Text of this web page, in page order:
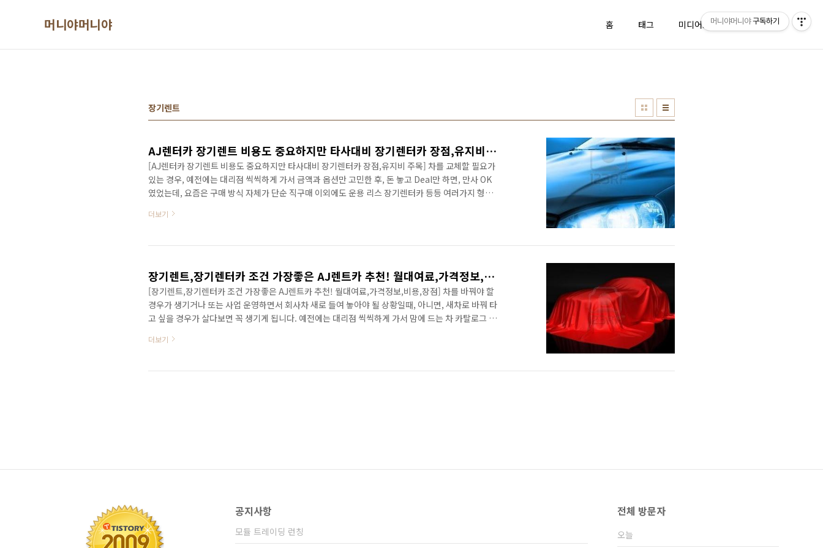
머니야머니야 홈 태그 미디어로그 방명록
장기렌트
AJ렌터카 장기렌트 비용도 중요하지만 타사대비 장기렌터카 장점,유지비 주목
[AJ렌터카 장기렌트 비용도 중요하지만 타사대비 장기렌터카 장점,유지비 주목] 차를 교체할 필요가
있는 경우, 예전에는 대리점 씩씩하게 가서 금액과 옵션만 고민한 후, 돈 놓고 Deal만 하면, 만사 OK
였었는데, 요즘은 구매 방식 자체가 단순 직구매 이외에도 운용 리스 장기렌터카 등등 여러가지 형태
므로, 무척 좋은 구매환경이 되었지요. 각설하고, 외국좀 나가 보신 분들이라면? 공항에서 부터, 렌터
가장 많이 접했었던, 그리고, 스스로 편하게 이용했었던 렌터카 브랜드가 바로, AVIS였었던것 같습니
더보기
장기렌트,장기렌터카 조건 가장좋은 AJ렌트카 추천! 월대여료,가격정보,비용,장점
[장기렌트,장기렌터카 조건 가장좋은 AJ렌트카 추천! 월대여료,가격정보,비용,장점] 차를 바꿔야 할
경우가 생기거나 또는 사업 운영하면서 회사차 새로 들여 놓아야 될 상황일때, 아니면, 새차로 바꿔 타
고 싶을 경우가 살다보면 꼭 생기게 됩니다. 예전에는 대리점 씩씩하게 가서 맘에 드는 차 카탈로그 몇
데, 요즘은 구매 방식 자체가 단순 직구매 이외에도 리스, 장기렌터카 등등 여러가지 형태로 제안되고
매환경이 되었지요. 외국좀 나가 보신 분들이라면 렌터카,렌트카 서비스를 많이 이용하셨을 터인데,
더보기
공지사항
모듈 트레이딩 런칭
전체 방문자
오늘
머니야머니야 구독하기